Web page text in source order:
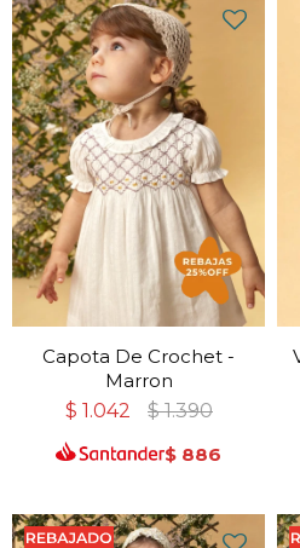
Capota De Crochet -
Marron
$ 1.042 $ 1.390
$ 886